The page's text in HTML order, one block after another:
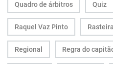
Quadro de árbitros Quiz
Raquel Vaz Pinto Rasteira
Regional Regra do